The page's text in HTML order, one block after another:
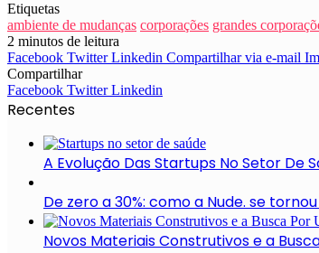
Etiquetas
ambiente de mudanças corporações grandes
2 minutos de leitura
Facebook Twitter Linkedin Compartilhar via e-mail
Compartilhar
Facebook Twitter Linkedin
Recentes
A Evolução Das Startups No Setor De
De zero a 30%: como a Nude. se
Novos Materiais Construtivos e a